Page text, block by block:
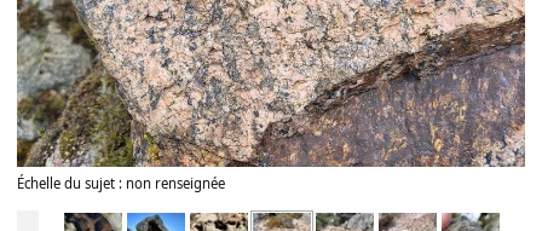
Échelle du sujet : non renseignée